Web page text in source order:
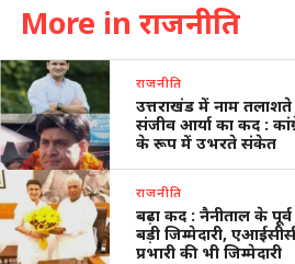
More in राजनीति
राजनीति
उत्तराखंड में नाम तलाशते
संजीव आर्या का कद :
के रूप में उभरते संकेत
राजनीति
बढ़ा कद : नैनीताल के
बड़ी जिम्मेदारी,
प्रभारी की भी जिम्मेदारी